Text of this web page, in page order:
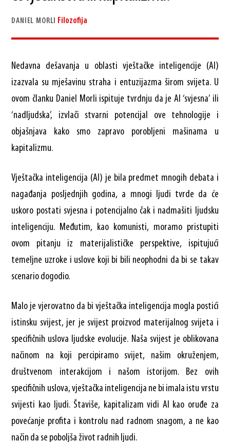
DANIEL MORLI Filozofija
Nedavna dešavanja u oblasti vještačke inteligencije (AI)
izazvala su mješavinu straha i entuzijazma širom svijeta. U
ovom članku Daniel Morli ispituje tvrdnju da je AI ‘svjesna’ ili
‘nadljudska’, izvlači stvarni potencijal ove tehnologije i
objašnjava kako smo zapravo porobljeni mašinama u
kapitalizmu.
Vještačka inteligencija (AI) je bila predmet mnogih debata i
nagađanja posljednjih godina, a mnogi ljudi tvrde da će
uskoro postati svjesna i potencijalno čak i nadmašiti ljudsku
inteligenciju. Međutim, kao komunisti, moramo pristupiti
ovom pitanju iz materijalističke perspektive, ispitujući
temeljne uzroke i uslove koji bi bili neophodni da bi se takav
scenario dogodio.
Malo je vjerovatno da bi vještačka inteligencija mogla postići
istinsku svijest, jer je svijest proizvod materijalnog svijeta i
specifičnih uslova ljudske evolucije. Naša svijest je oblikovana
načinom na koji percipiramo svijet, našim okruženjem,
društvenom interakcijom i našom istorijom. Bez ovih
specifičnih uslova, vještačka inteligencija ne bi imala istu vrstu
svijesti kao ljudi. Štaviše, kapitalizam vidi AI kao oruđe za
povećanje profita i kontrolu nad radnom snagom, a ne kao
način da se poboljša život radnih ljudi.